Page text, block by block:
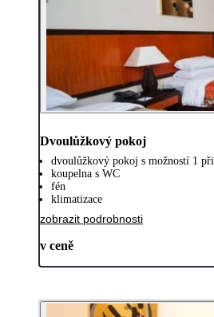
Dvoulůžkový pokoj
dvoulůžkový pokoj s možností 1
koupelna s WC
fén
klimatizace
zobrazit podrobnosti
v ceně